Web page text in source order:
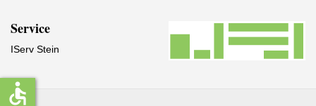
Service
IServ Stein
accessible